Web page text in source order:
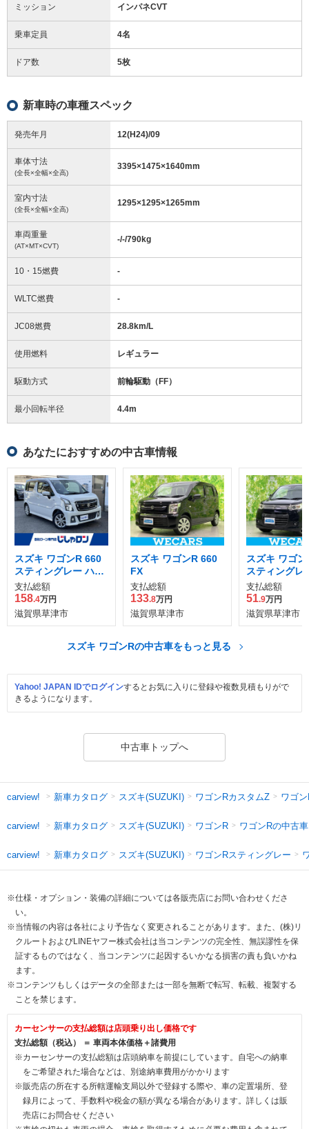
ミッション インパネCVT
乗車定員 4名
ドア数 5枚
新車時の車種スペック
発売年月 12(H24)/09
車体寸法
(全長×全幅×全高)
3395×1475×1640mm
室内寸法
(全長×全幅×全高)
1295×1295×1265mm
車両重量
(AT×MT×CVT)
-/-/790kg
10・15燃費 -
WLTC燃費 -
JC08燃費 28.8km/L
使用燃料 レギュラー
駆動方式 前輪駆動（FF）
最小回転半径 4.4m
あなたにおすすめの中古車情報
スズキ ワゴンR 660
スティングレー ハイ
ブリッド X
支払総額
158.4万円
滋賀県草津市
スズキ ワゴンR 660
FX
支払総額
133.8万円
滋賀県草津市
スズキ ワゴ
スティングレ
ーダーブレー
ート装着車
支払総額
51.9万円
滋賀県草津市
スズキ ワゴンRの中古車をもっと見る
Yahoo! JAPAN IDでログインするとお気に入りに登録や複数見積もりがで
きるようになります。
中古車トップへ
carview! 新車カタログ スズキ(SUZUKI) ワゴンRカスタムZ ワゴ
carview! 新車カタログ スズキ(SUZUKI) ワゴンR ワゴンRの中古車
carview! 新車カタログ スズキ(SUZUKI) ワゴンRスティングレー
※仕様・オプション・装備の詳細については各販売店にお問い合わせくださ
い。
※当情報の内容は各社により予告なく変更されることがあります。また、(株)リ
クルートおよびLINEヤフー株式会社は当コンテンツの完全性、無誤謬性を保
証するものではなく、当コンテンツに起因するいかなる損害の責も負いかね
ます。
※コンテンツもしくはデータの全部または一部を無断で転写、転載、複製する
ことを禁じます。
カーセンサーの支払総額は店頭乗り出し価格です
支払総額（税込） ＝ 車両本体価格＋諸費用
※カーセンサーの支払総額は店頭納車を前提にしています。自宅への納車
をご希望された場合などは、別途納車費用がかかります
※販売店の所在する所轄運輸支局以外で登録する際や、車の定置場所、登
録月によって、手数料や税金の額が異なる場合があります。詳しくは販
売店にお問合せください